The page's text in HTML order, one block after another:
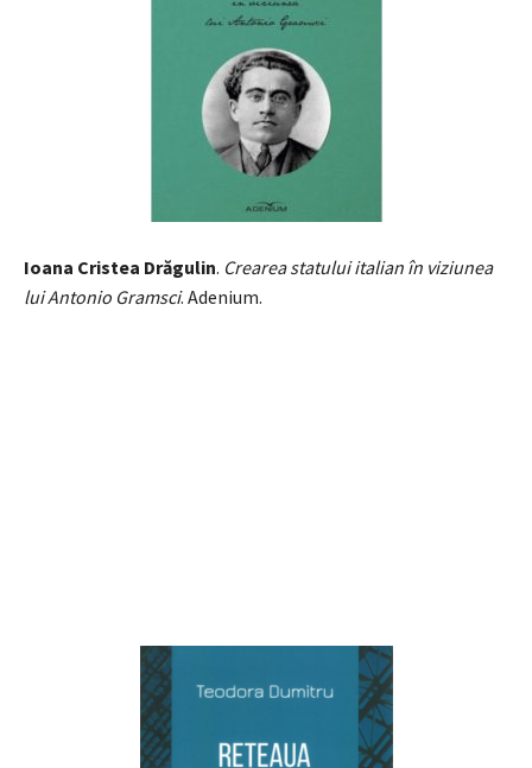
Ioana Cristea Drăgulin. Crearea statului italian în viziunea
lui Antonio Gramsci. Adenium.